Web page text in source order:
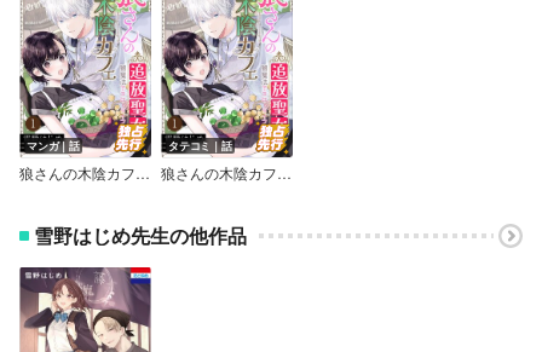
マンガ｜話
狼さんの木陰カフェ～追放聖女は闇魔法でスローライフを送りたい～【単話】
タテコミ｜話
狼さんの木陰カフェ～追放聖女は闇魔法でスローライフを送りたい～
雪野はじめ先生の他作品